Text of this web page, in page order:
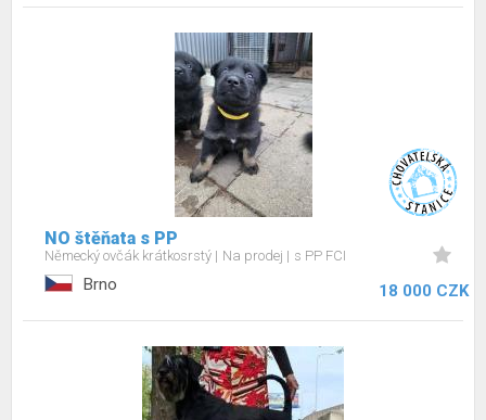
NO štěňata s PP
Německý ovčák krátkosrstý Na prodej s PP FCI
Brno 18 000 CZK